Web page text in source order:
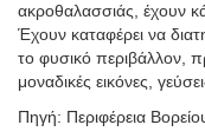
ακροθαλασσιάς, έχουν
Έχουν καταφέρει να
το φυσικό περιβάλλον,
μοναδικές εικόνες,
Πηγή: Περιφέρεια